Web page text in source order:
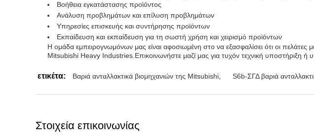
Βοήθεια εγκατάστασης προϊόντος
Ανάλυση προβλημάτων και επίλυση προβλημάτων
Υπηρεσίες επισκευής και συντήρησης προϊόντων
Εκπαίδευση και εκπαίδευση για τη σωστή χρήση και χειρισμό προϊόντων
Η ομάδα εμπειρογνωμόνων μας είναι αφοσιωμένη στο να εξασφαλίσει ότι οι
Mitsubishi Heavy Industries.Επικοινωνήστε μαζί μας για τυχόν τεχνική υποστήριξη ή
ετικέτα: Βαριά ανταλλακτικά βιομηχανιών της Mitsubishi S6b-ΣΓΔ βαριά
Στοιχεία επικοινωνίας